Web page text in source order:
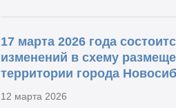
17 марта 2026 года
изменений в схему
территории города
12 марта 2026